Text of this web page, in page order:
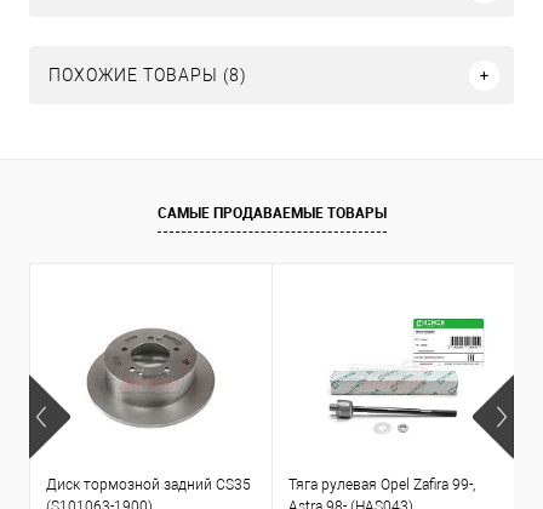
ПОХОЖИЕ ТОВАРЫ (8)
САМЫЕ ПРОДАВАЕМЫЕ ТОВАРЫ
Диск тормозной задний CS35
Тяга рулевая Opel Zafira 99-,